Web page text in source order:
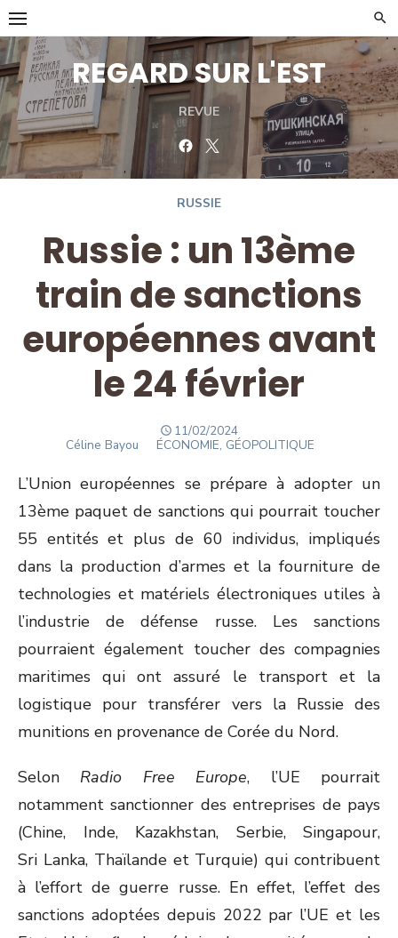
Skip
to
content
REGARD SUR L'EST
REVUE
FacebookTwitter
RUSSIE
Russie : un 13ème
train de sanctions
européennes avant
le 24 février
POSTED
ON
11/02/2024
Author
Céline Bayou ÉCONOMIE, GÉOPOLITIQUE
L’Union européennes se prépare à adopter un
13ème paquet de sanctions qui pourrait toucher
55 entités et plus de 60 individus, impliqués
dans la production d’armes et la fourniture de
technologies et matériels électroniques utiles à
l’industrie de défense russe. Les sanctions
pourraient également toucher des compagnies
maritimes qui ont assuré le transport et la
logistique pour transférer vers la Russie des
munitions en provenance de Corée du Nord.
Selon Radio Free Europe, l’UE pourrait
notamment sanctionner des entreprises de pays
(Chine, Inde, Kazakhstan, Serbie, Singapour,
Sri Lanka, Thaïlande et Turquie) qui contribuent
à l’effort de guerre russe. En effet, l’effet des
sanctions adoptées depuis 2022 par l’UE et les